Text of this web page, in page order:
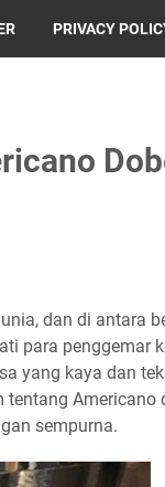
PRIVACY
dan di antara
para penggemar
yang kaya dan
Americano
sempurna.